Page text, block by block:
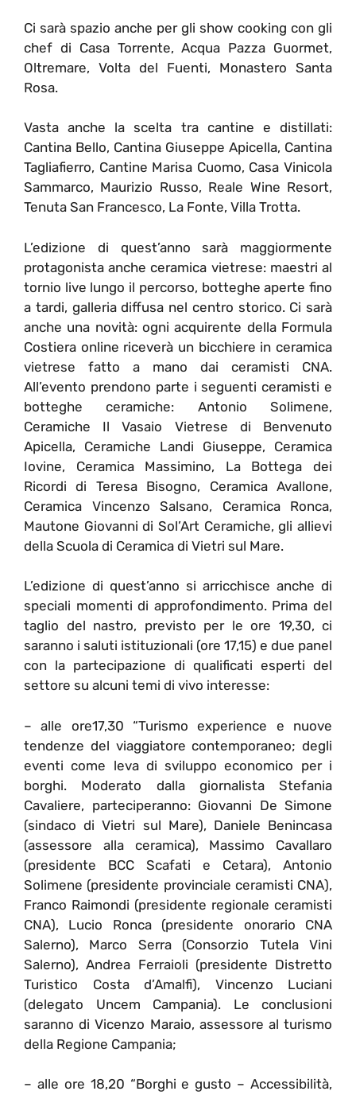
Ci sarà spazio anche per gli show cooking con gli
chef di Casa Torrente, Acqua Pazza Guormet,
Oltremare, Volta del Fuenti, Monastero Santa
Rosa.
Vasta anche la scelta tra cantine e distillati:
Cantina Bello, Cantina Giuseppe Apicella, Cantina
Tagliafierro, Cantine Marisa Cuomo, Casa Vinicola
Sammarco, Maurizio Russo, Reale Wine Resort,
Tenuta San Francesco, La Fonte, Villa Trotta.
L’edizione di quest’anno sarà maggiormente
protagonista anche ceramica vietrese: maestri al
tornio live lungo il percorso, botteghe aperte fino
a tardi, galleria diffusa nel centro storico. Ci sarà
anche una novità: ogni acquirente della Formula
Costiera online riceverà un bicchiere in ceramica
vietrese fatto a mano dai ceramisti CNA.
All’evento prendono parte i seguenti ceramisti e
botteghe ceramiche: Antonio Solimene,
Ceramiche Il Vasaio Vietrese di Benvenuto
Apicella, Ceramiche Landi Giuseppe, Ceramica
Iovine, Ceramica Massimino, La Bottega dei
Ricordi di Teresa Bisogno, Ceramica Avallone,
Ceramica Vincenzo Salsano, Ceramica Ronca,
Mautone Giovanni di Sol’Art Ceramiche, gli allievi
della Scuola di Ceramica di Vietri sul Mare.
L’edizione di quest’anno si arricchisce anche di
speciali momenti di approfondimento. Prima del
taglio del nastro, previsto per le ore 19,30, ci
saranno i saluti istituzionali (ore 17,15) e due panel
con la partecipazione di qualificati esperti del
settore su alcuni temi di vivo interesse:
– alle ore17,30 “Turismo experience e nuove
tendenze del viaggiatore contemporaneo; degli
eventi come leva di sviluppo economico per i
borghi. Moderato dalla giornalista Stefania
Cavaliere, parteciperanno: Giovanni De Simone
(sindaco di Vietri sul Mare), Daniele Benincasa
(assessore alla ceramica), Massimo Cavallaro
(presidente BCC Scafati e Cetara), Antonio
Solimene (presidente provinciale ceramisti CNA),
Franco Raimondi (presidente regionale ceramisti
CNA), Lucio Ronca (presidente onorario CNA
Salerno), Marco Serra (Consorzio Tutela Vini
Salerno), Andrea Ferraioli (presidente Distretto
Turistico Costa d’Amalfi), Vincenzo Luciani
(delegato Uncem Campania). Le conclusioni
saranno di Vicenzo Maraio, assessore al turismo
della Regione Campania;
– alle ore 18,20 “Borghi e gusto – Accessibilità,